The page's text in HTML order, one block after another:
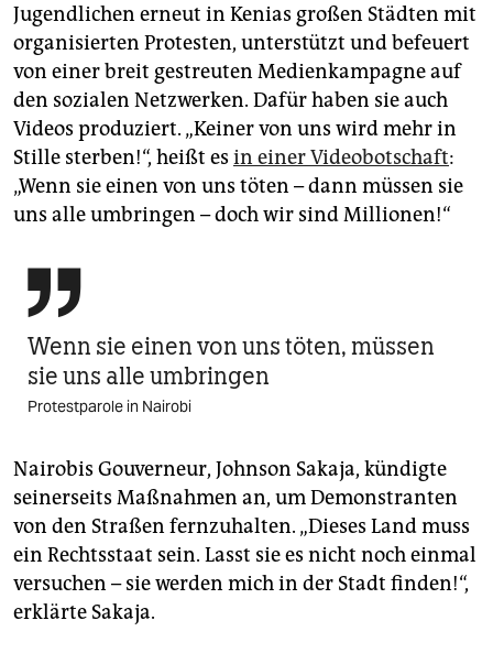
Jugendlichen erneut in Kenias großen Städten mit
organisierten Protesten, unterstützt und befeuert
von einer breit gestreuten Medienkampagne auf
den sozialen Netzwerken. Dafür haben sie auch
Videos produziert. „Keiner von uns wird mehr in
Stille sterben!“, heißt es in einer Videobotschaft:
„Wenn sie einen von uns töten – dann müssen sie
uns alle umbringen – doch wir sind Millionen!“

Wenn sie einen von uns töten, müssen
sie uns alle umbringen
Protestparole in Nairobi
Nairobis Gouverneur, Johnson Sakaja, kündigte
seinerseits Maßnahmen an, um Demons­tranten
von den Straßen fernzuhalten. „Dieses Land muss
ein Rechtsstaat sein. Lasst sie es nicht noch einmal
versuchen – sie werden mich in der Stadt finden!“,
erklärte Sakaja.